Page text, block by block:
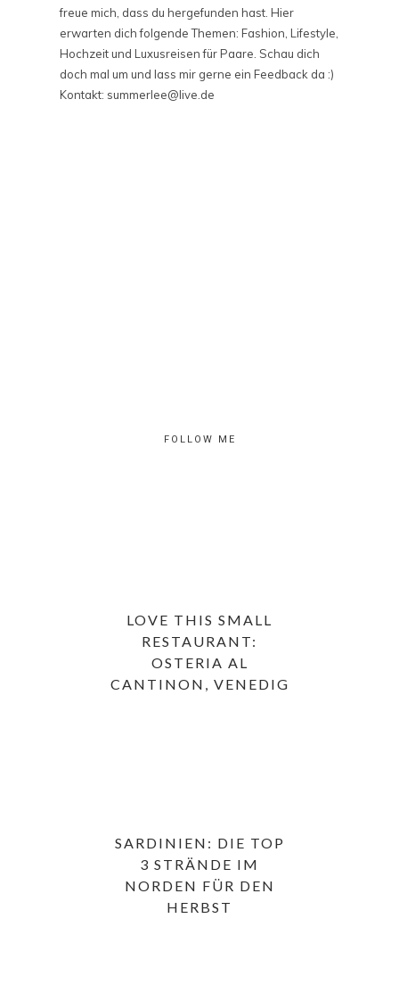
freue mich, dass du hergefunden hast. Hier
erwarten dich folgende Themen: Fashion, Lifestyle,
Hochzeit und Luxusreisen für Paare. Schau dich
doch mal um und lass mir gerne ein Feedback da :)
Kontakt: summerlee@live.de
FOLLOW ME
LOVE THIS SMALL
RESTAURANT:
OSTERIA AL
CANTINON, VENEDIG
SARDINIEN: DIE TOP
3 STRÄNDE IM
NORDEN FÜR DEN
HERBST